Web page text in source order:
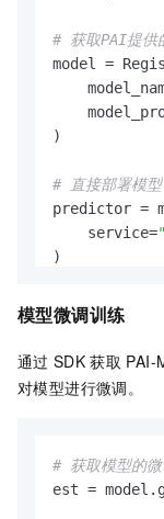
# 获取PAI提供
model =
)
# 直接部署模型
predictor =
    service=
)
# 通过Model
# 构建openai
        {
模型微调训练
通过 SDK 获取 PAI-
对模型进行微调。
# 获取模型的
est =